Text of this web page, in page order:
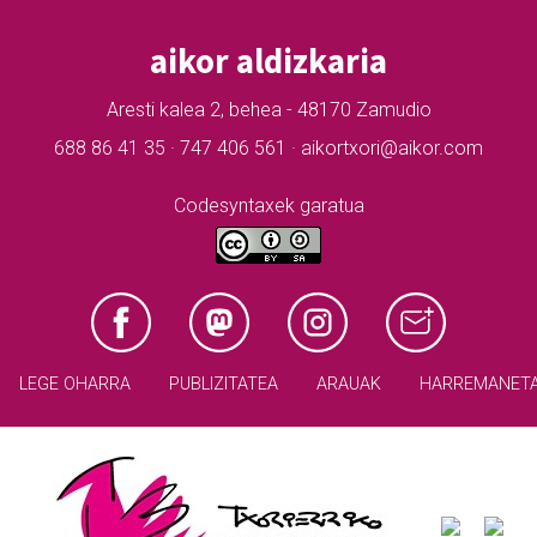
aikor aldizkaria
Aresti kalea 2, behea - 48170 Zamudio
688 86 41 35 · 747 406 561 · aikortxori@aikor.com
Codesyntaxek garatua
LEGE OHARRA PUBLIZITATEA ARAUAK